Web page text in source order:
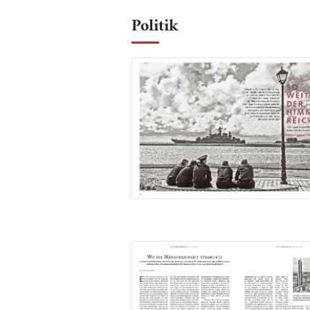
Politik